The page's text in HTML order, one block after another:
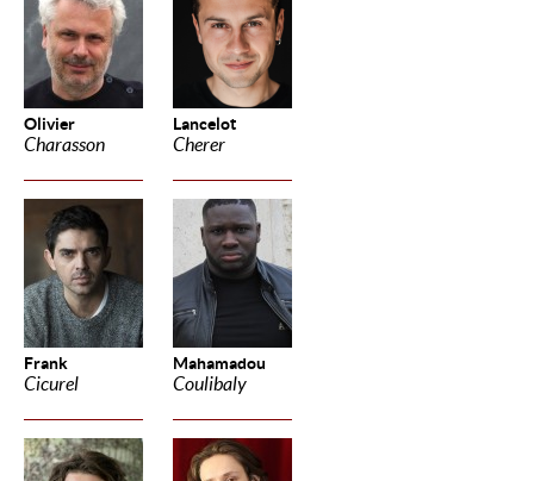
Olivier
Charasson
Lancelot
Cherer
Frank
Cicurel
Mahamadou
Coulibaly